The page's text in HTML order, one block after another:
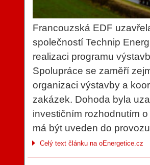
Francouzská EDF
společností Technip
realizaci programu
Spolupráce se zaměří
organizaci výstavby a
zakázek. Dohoda byla
investičním rozhodnutím
má být uveden do
Celý text článku na oEnergetice.cz